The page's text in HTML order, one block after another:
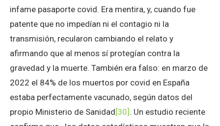
infame pasaporte covid. Era mentira, y, cuando fue
patente que no impedían ni el contagio ni la
transmisión, recularon cambiando el relato y
afirmando que al menos sí protegían contra la
gravedad y la muerte. También era falso: en marzo de
2022 el 84% de los muertos por covid en España
estaba perfectamente vacunado, según datos del
propio Ministerio de Sanidad[30] . Un estudio reciente